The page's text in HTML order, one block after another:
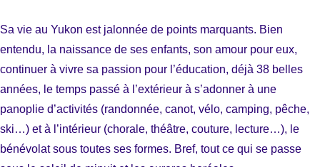
Sa vie au Yukon est jalonnée de points marquants. Bien
entendu, la naissance de ses enfants, son amour pour eux,
continuer à vivre sa passion pour l’éducation, déjà 38 belles
années, le temps passé à l’extérieur à s’adonner à une
panoplie d’activités (randonnée, canot, vélo, camping, pêche,
ski…) et à l’intérieur (chorale, théâtre, couture, lecture…), le
bénévolat sous toutes ses formes. Bref, tout ce qui se passe